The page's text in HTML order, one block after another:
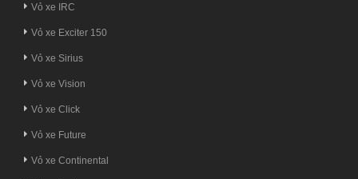
Vỏ xe IRC
Vỏ xe Exciter 150
Vỏ xe Sirius
Vỏ xe Vision
Vỏ xe Click
Vỏ xe Future
Vỏ xe Continental